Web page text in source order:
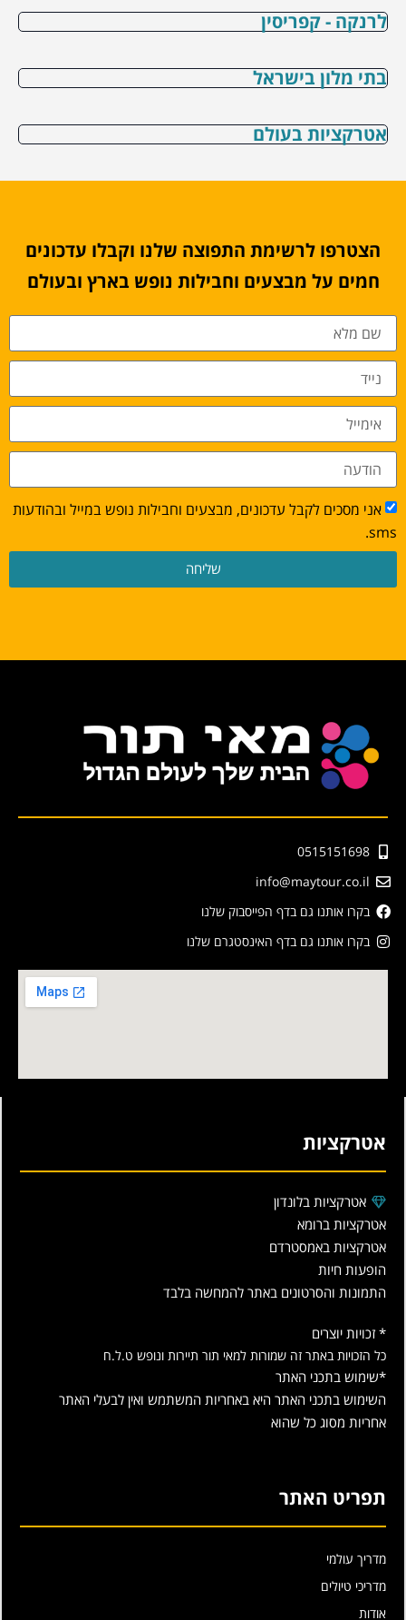
לרנקה - קפריסין
בתי מלון בישראל
אטרקציות בעולם
הצטרפו לרשימת התפוצה שלנו וקבלו עדכונים
חמים על מבצעים וחבילות נופש בארץ ובעולם
אני מסכים לקבל עדכונים, מבצעים וחבילות נופש במייל ובהודעות
sms.
שליחה
0515151698
info@maytour.co.il
בקרו אותנו גם בדף הפייסבוק שלנו
בקרו אותנו גם בדף האינסטגרם שלנו
אטרקציות
אטרקציות בלונדון
אטרקציות ברומא
אטרקציות באמסטרדם
הופעות חיות
התמונות והסרטונים באתר להמחשה בלבד
* זכויות יוצרים
כל הזכויות באתר זה שמורות למאי תור תיירות ונופש ט.ל.ח
*שימוש בתכני האתר
השימוש בתכני האתר היא באחריות המשתמש ואין לבעלי האתר
אחריות מסוג כל שהוא
תפריט האתר
מדריך עולמי
מדריכי טיולים
אודות